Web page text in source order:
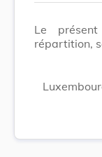
Le
répartition,